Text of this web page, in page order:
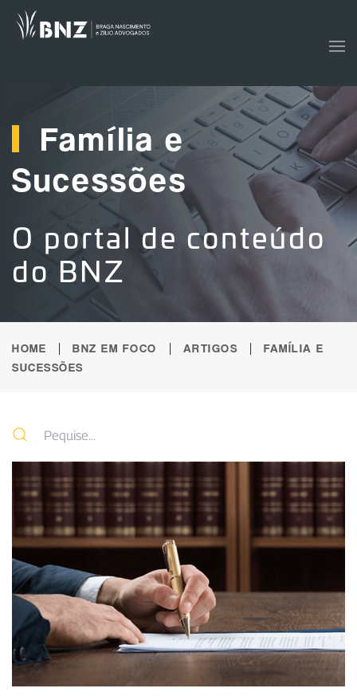
Família e
Sucessões
O portal de conteúdo
do BNZ
HOME BNZ EM FOCO ARTIGOS
FAMÍLIA E
SUCESSÕES